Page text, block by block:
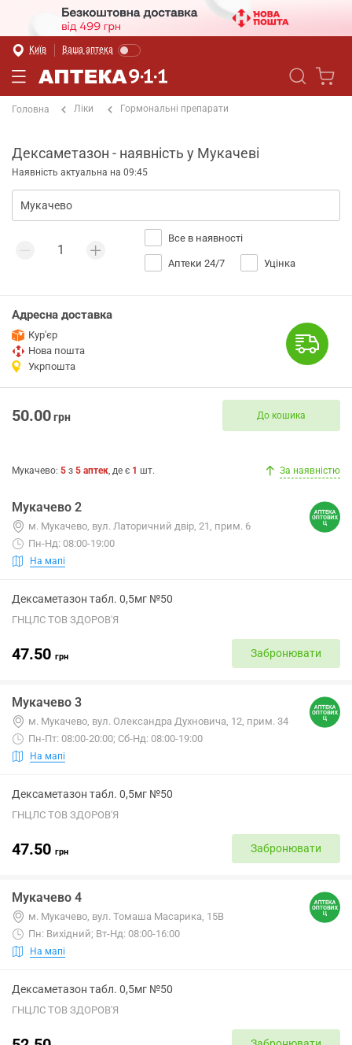
Київ Ваша аптека
Головна Ліки Гормональні препарати
Дексаметазон - наявність у Мукачеві
Наявність актуальна на 09:45
Все в наявності
Аптеки 24/7 Уцінка
Адресна доставка
Кур'єр
Нова пошта
Укрпошта
50.00грн До кошика
Мукачево: 5 з 5 аптек, де є 1 шт. За наявністю
Мукачево 2
м. Мукачево, вул. Латоричний двір, 21, прим. 6
Пн-Нд: 08:00-19:00
На мапі
Дексаметазон табл. 0,5мг №50
ГНЦЛС ТОВ ЗДОРОВ'Я
47.50 грн Забронювати
Мукачево 3
м. Мукачево, вул. Олександра Духновича, 12, прим. 34
Пн-Пт: 08:00-20:00; Сб-Нд: 08:00-19:00
На мапі
Дексаметазон табл. 0,5мг №50
ГНЦЛС ТОВ ЗДОРОВ'Я
47.50 грн Забронювати
Мукачево 4
м. Мукачево, вул. Томаша Масарика, 15В
Пн: Вихідний; Вт-Нд: 08:00-16:00
На мапі
Дексаметазон табл. 0,5мг №50
ГНЦЛС ТОВ ЗДОРОВ'Я